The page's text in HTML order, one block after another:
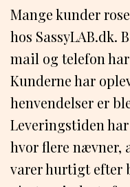
Mange kunder
hos SassyLAB.dk.
mail og telefon
Kunderne har
henvendelser er
Leveringstiden
hvor flere nævner,
varer hurtigt efter